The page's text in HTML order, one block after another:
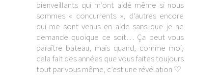
bienveillants qui m’ont aidé même si nous
sommes « concurrents », d’autres encore
qui me sont venus en aide sans que je ne
demande quoique ce soit… Ça peut vous
paraître bateau, mais quand, comme moi,
cela fait des années que vous faites toujours
tout par vous même, c’est une révélation ♡